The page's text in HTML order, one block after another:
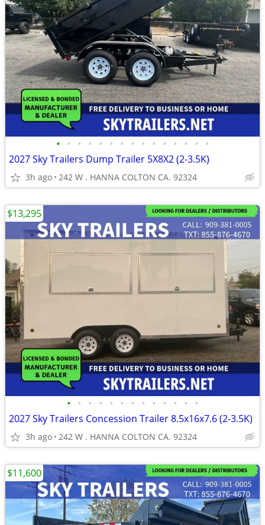
• • • • • • • • • • • • • • •
2027 Sky Trailers Dump Trailer 5X8X2 (2-3.5K)
3h ago 242 W . HANNA COLTON CA. 92324
• • • • • • • • • • • • •
2027 Sky Trailers Concession Trailer 8.5x16x7.6 (2-3.5K)
3h ago 242 W . HANNA COLTON CA. 92324
$13,295
$11,600